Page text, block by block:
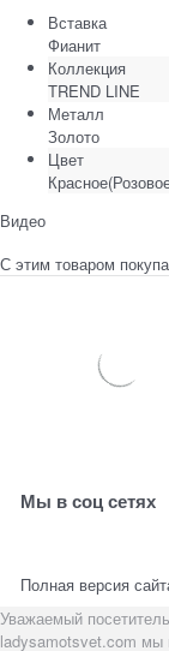
Вставка
Фианит
Коллекция
TREND LINE
Металл
Золото
Цвет
Видео
С этим товаром
Мы в соц сетях
Полная версия
Уважаемый
ladysamotsvet.com мы